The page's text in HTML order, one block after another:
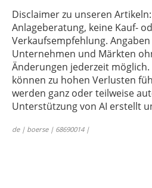
Disclaimer zu unseren
Anlageberatung, keine Kauf-
Verkaufsempfehlung. Angaben
Unternehmen und Märkten
Änderungen jederzeit
können zu hohen Verlusten
werden ganz oder teilweise
Unterstützung von AI erstellt
de | boerse | 68690014 |